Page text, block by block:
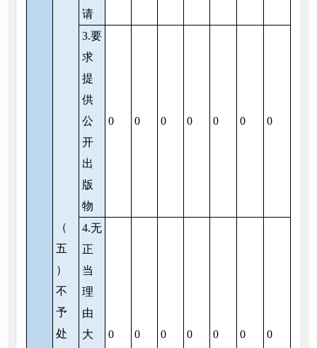
（
五
）
不
予
处
请
3.要
求
提
供
公
开
出
版
物
0 0 0 0 0 0 0
4.无
正
当
理
由
大
0 0 0 0 0 0 0